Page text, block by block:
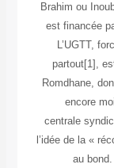
Brahim ou
est financée
L’UGTT,
partout[1],
Romdhane,
encore
centrale
l’idée de la «
au